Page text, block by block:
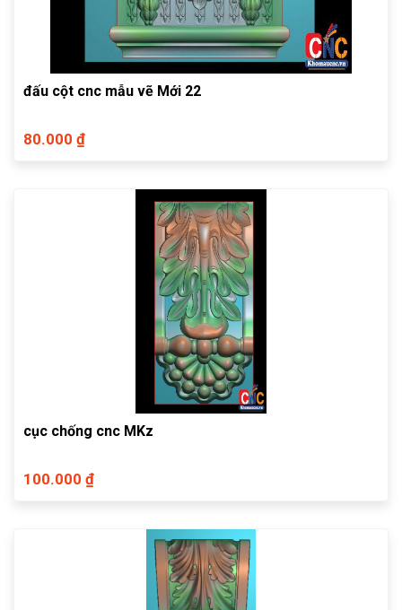
đấu cột cnc mẫu vẽ Mới 22
80.000 ₫
cục chống cnc MKz
100.000 ₫